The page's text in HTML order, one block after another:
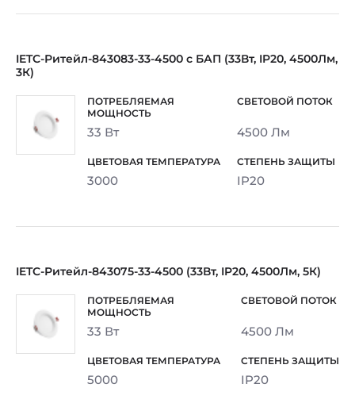
IETC-Ритейл-843083-33-4500 с БАП (33Вт, IP20, 4500Лм,
3К)
33 Вт 4500 Лм
3000 IP20
IETC-Ритейл-843075-33-4500 (33Вт, IP20, 4500Лм, 5К)
33 Вт 4500 Лм
5000 IP20